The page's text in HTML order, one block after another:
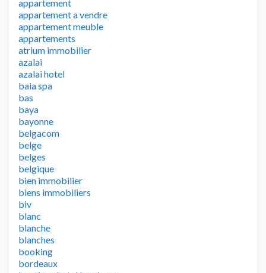
appartement
appartement a vendre
appartement meuble
appartements
atrium immobilier
azalai
azalai hotel
baia spa
bas
baya
bayonne
belgacom
belge
belges
belgique
bien immobilier
biens immobiliers
biv
blanc
blanche
blanches
booking
bordeaux